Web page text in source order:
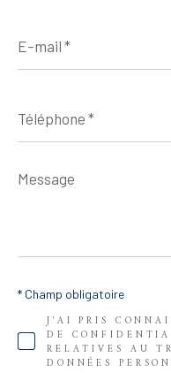
mail
*
*
Message
*
J'AI PRIS
DE
RELATIVES AU
DONNÉES
* Champ obligatoire